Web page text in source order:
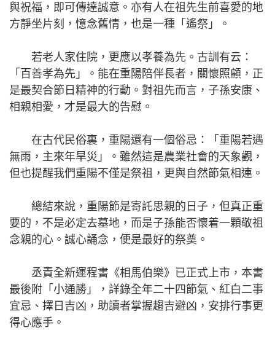
與祝福，即可傳達誠意。亦有人在祖先生前喜愛的地
方靜坐片刻，憶念舊情，也是一種「遙祭」。
若老人家住院，更應以孝養為先。古訓有云：
「百善孝為先」。能在重陽陪伴長者，關懷照顧，正
是最契合節日精神的行動。對祖先而言，子孫安康、
相親相愛，才是最大的告慰。
在古代民俗裏，重陽還有一個俗忌：「重陽若遇
無雨，主來年旱災」。雖然這是農業社會的天象觀，
但也提醒我們重陽不僅是祭祖，更與自然節氣相連。
總結來說，重陽節是寄託思親的日子，但真正重
要的，不是必定去墓地，而是子孫能否懷着一顆敬祖
念親的心。誠心誦念，便是最好的祭奠。
丞責全新運程書《相馬伯樂》已正式上市，本書
最後附「小通勝」，詳錄全年二十四節氣、紅白二事
宜忌、擇日吉凶，助讀者掌握趨吉避凶，安排行事更
得心應手。